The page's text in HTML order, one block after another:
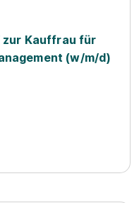
zur Kauffrau für
(w/m/d)